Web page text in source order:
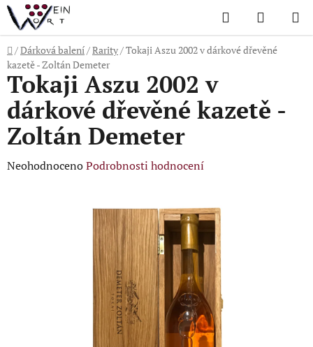
Přejít
na
obsah
Hledat
KOŠÍK
Domů
/Dárková balení/Rarity/Tokaji Aszu 2002 v dárkové dřevěné
kazetě - Zoltán Demeter
Tokaji Aszu 2002 v
dárkové dřevěné kazetě -
Zoltán Demeter
Průměrné
NeohodnocenoPodrobnosti hodnocení